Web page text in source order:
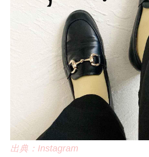
出典：Instagram